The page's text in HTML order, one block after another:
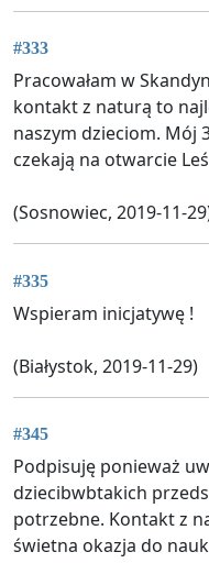
#333
Pracowałam w
kontakt z naturą to
naszym dzieciom. Mój
czekają na otwarcie
(Sosnowiec, 2019-11-
#335
Wspieram inicjatywę !
(Białystok, 2019-11-29)
#345
Podpisuję ponieważ
dziecibwbtakich
potrzebne. Kontakt z
świetna okazja do